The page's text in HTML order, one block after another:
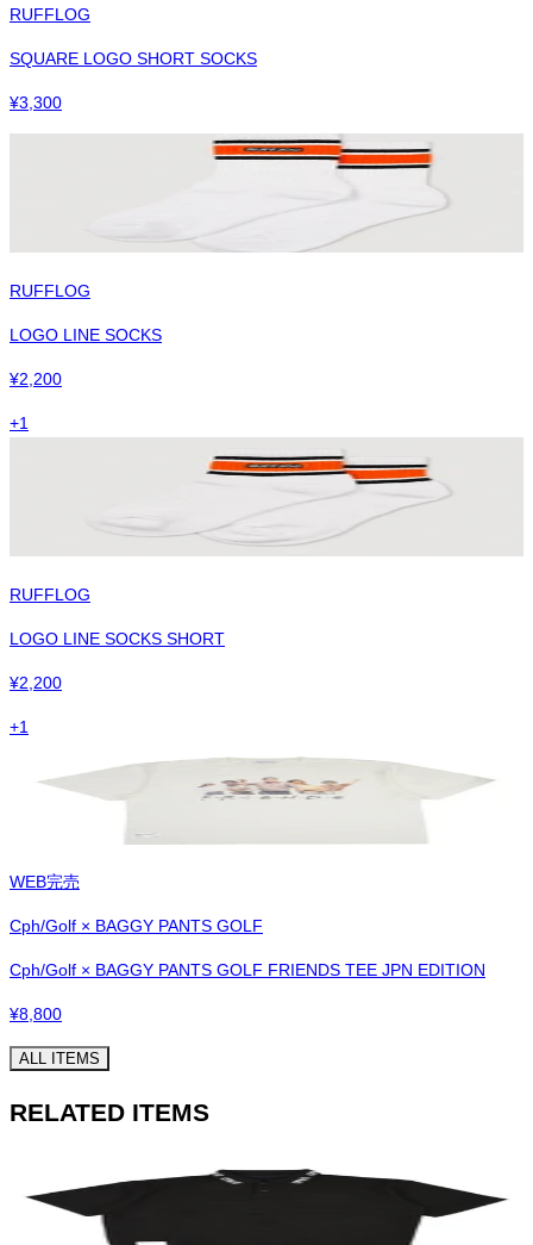
RUFFLOG
SQUARE LOGO SHORT SOCKS
¥3,300
RUFFLOG
LOGO LINE SOCKS
¥2,200
+1
RUFFLOG
LOGO LINE SOCKS SHORT
¥2,200
+1
WEB完売
Cph/Golf × BAGGY PANTS GOLF
Cph/Golf × BAGGY PANTS GOLF FRIENDS TEE JPN EDITION
¥8,800
ALL ITEMS
RELATED ITEMS